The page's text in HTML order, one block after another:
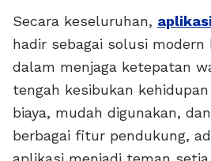
Secara keseluruhan,
hadir sebagai solusi
dalam menjaga ketepatan
tengah kesibukan
biaya, mudah digunakan,
berbagai fitur pendukung,